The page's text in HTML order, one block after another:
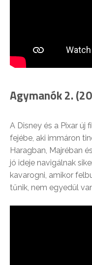
Agymanók 2.
A Disney és a Pixar új
fejébe, aki immáron
Haragban, Majréban
jó ideje navigálnak
kavarogni, amikor
tűnik, nem egyedül